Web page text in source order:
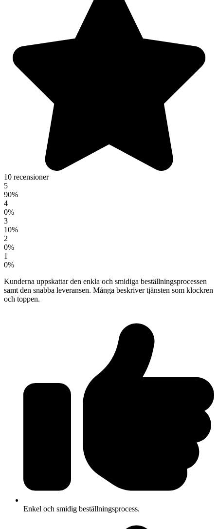
10 recensioner
5
90%
4
0%
3
10%
2
0%
1
0%
Kunderna uppskattar den enkla och smidiga beställningsprocessen
samt den snabba leveransen. Många beskriver tjänsten som klockren
och toppen.
Enkel och smidig beställningsprocess.